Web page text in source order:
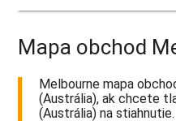
Mapa obchod
Melbourne mapa
(Austrália), ak chcete
(Austrália) na stiahnutie.